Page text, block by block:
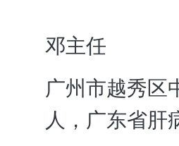
邓主任
广州市越秀区
人，广东省肝